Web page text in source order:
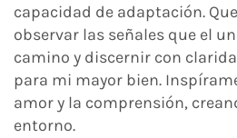
capacidad de adaptación.
observar las señales que el
camino y discernir con
para mi mayor bien.
amor y la comprensión,
entorno.